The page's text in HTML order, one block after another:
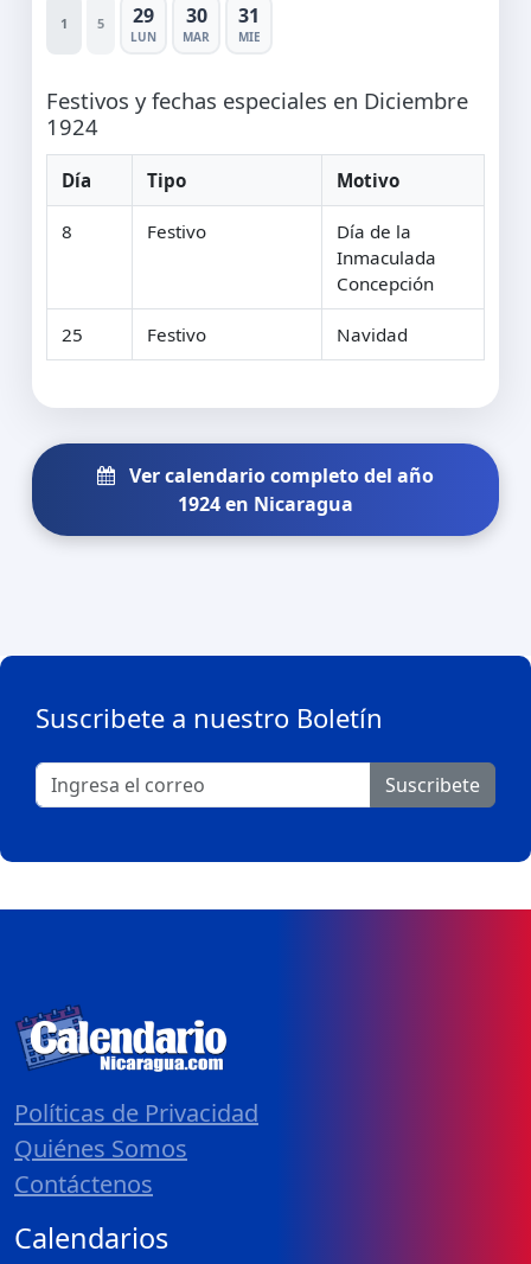
1 5 29
LUN
30
MAR
31
MIE
Festivos y fechas especiales en Diciembre
1924
Día Tipo Motivo
8 Festivo
Día de la
Inmaculada
Concepción
25 Festivo Navidad
Ver calendario completo del año
1924 en Nicaragua
Suscribete a nuestro Boletín
Suscribete
Políticas de Privacidad
Quiénes Somos
Contáctenos
Calendarios